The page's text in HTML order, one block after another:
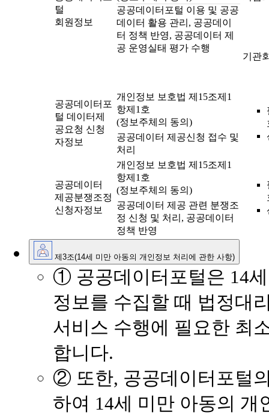
털
회원정보
공공데이터포털 이용 및 공공
데이터 활용 관리, 공공데이
터 정책 반영, 공공데이터 제
공 운영실태 평가 수행
기관
공공데이터포
털 데이터제
공요청 신청
자정보
개인정보 보호법 제15조제1
항제1호
(정보주체의 동의)
공공데이터 제공신청 접수 및
처리
공공데이터
제공분쟁조정
신청자정보
개인정보 보호법 제15조제1
항제1호
(정보주체의 동의)
공공데이터 제공 관련 분쟁조
정 신청 및 처리, 공공데이터
정책 반영
제3조(14세 미만 아동의 개인정보 처리에 관한 사항)
① 공공데이터포털은 14
정보를 수집할 때 법정대
서비스 수행에 필요한 최
합니다.
② 또한, 공공데이터포털
하여 14세 미만 아동의 개